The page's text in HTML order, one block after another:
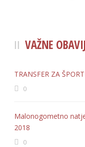
VAŽNE
TRANSFER ZA
0
Malonogometno
2018
0